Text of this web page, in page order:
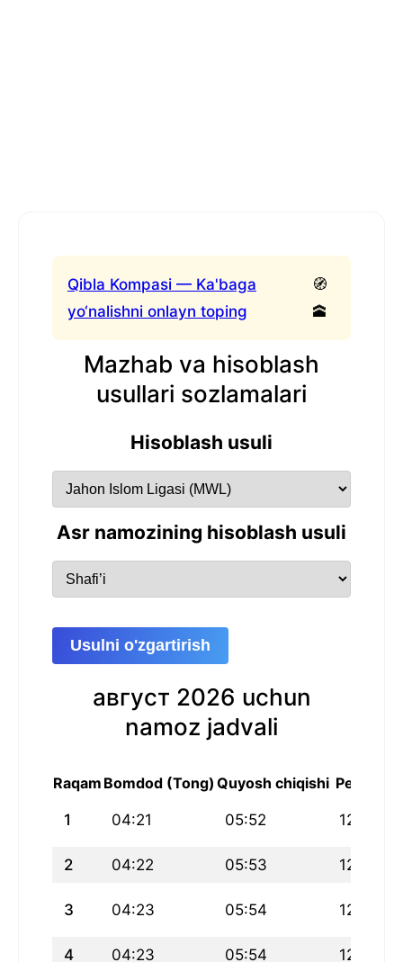
Qibla Kompasi — Ka'baga
yo‘nalishni onlayn toping
🧭
🕋
Mazhab va hisoblash
usullari sozlamalari
Hisoblash usuli
Asr namozining hisoblash usuli
Usulni o'zgartirish
август 2026 uchun
namoz jadvali
Raqam Bomdod (Tong) Quyosh chiqishi Peshin
1 04:21 05:52 12:43
2 04:22 05:53 12:43
3 04:23 05:54 12:43
4 04:23 05:54 12:42